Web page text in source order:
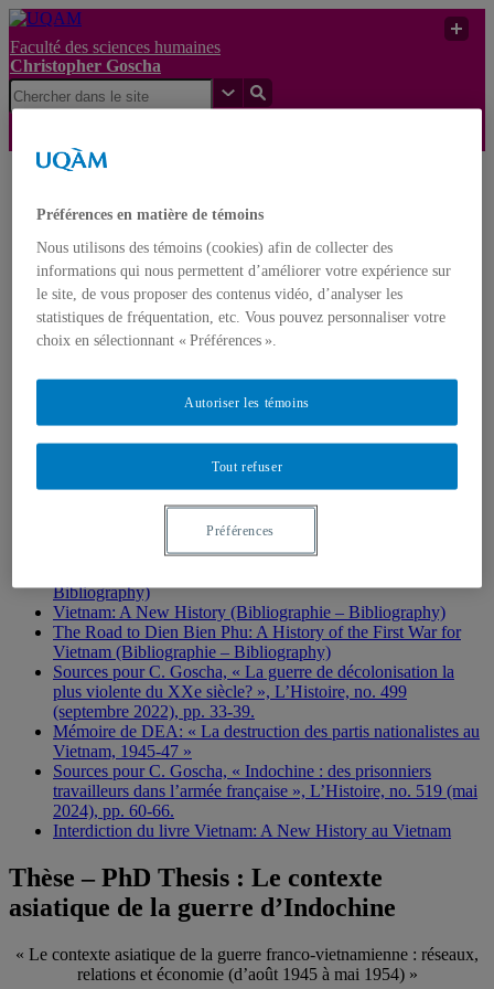
Faculté des sciences humaines
Christopher Goscha
UQAM
Christopher
d’Indochine
Christopher Goscha
Articles (En ligne – Online)
Comptes rendus – Reviews
Conférences vidéos et médias – Video Conferences and
media
Thèse – PhD Thesis : Le contexte asiatique de la guerre
Bibliography)
Vietnam: A New History (Bibliographie – Bibliography)
The Road to Dien Bien Phu: A History of the First War for
Vietnam (Bibliographie – Bibliography)
Sources pour C. Goscha, « La guerre de décolonisation la
plus violente du XXe siècle? », L’Histoire, no. 499
(septembre 2022), pp. 33-39.
Mémoire de DEA: « La destruction des partis nationalistes au
Vietnam, 1945-47 »
Sources pour C. Goscha, « Indochine : des prisonniers
travailleurs dans l’armée française », L’Histoire, no. 519 (mai
2024), pp. 60-66.
Interdiction du livre Vietnam: A New History au Vietnam
Thèse – PhD Thesis : Le contexte
asiatique de la guerre d’Indochine
« Le contexte asiatique de la guerre franco-vietnamienne : réseaux,
relations et économie (d’août 1945 à mai 1954) »
Préférences en matière de témoins
Nous utilisons des témoins (cookies) afin de collecter des
informations qui nous permettent d’améliorer votre expérience sur
le site, de vous proposer des contenus vidéo, d’analyser les
statistiques de fréquentation, etc. Vous pouvez personnaliser votre
choix en sélectionnant « Préférences ».
Tout refuser
Autoriser les témoins
Préférences